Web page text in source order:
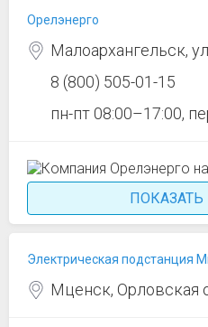
Орелэнерго
Малоархангельск,
8 (800) 505-01-15
пн-пт 08:00–17:00,
ПОКАЗАТЬ
Электрическая подстанция
Мценск, Орловская